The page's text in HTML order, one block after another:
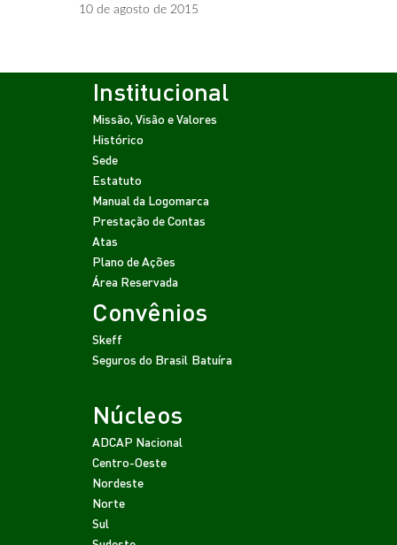
10 de agosto de 2015
Institucional
Missão, Visão e Valores
Histórico
Sede
Estatuto
Manual da Logomarca
Prestação de Contas
Atas
Plano de Ações
Área Reservada
Convênios
Skeff
Seguros do Brasil Batuíra
Núcleos
ADCAP Nacional
Centro-Oeste
Nordeste
Norte
Sul